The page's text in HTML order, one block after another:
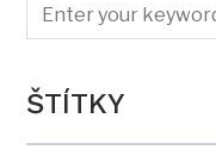
ŠTÍTKY